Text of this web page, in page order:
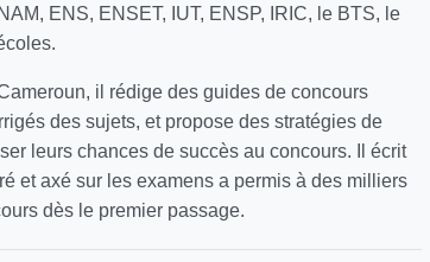
ENS, ENSET, IUT, ENSP, IRIC, le BTS, le
il rédige des guides de concours
des sujets, et propose des stratégies de
leurs chances de succès au concours. Il écrit
et axé sur les examens a permis à des milliers
dès le premier passage.